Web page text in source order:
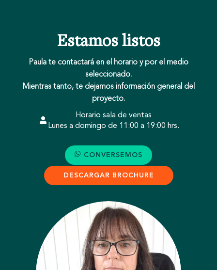
Estamos listos
Paula te contactará en el horario y por el medio
seleccionado.
Mientras tanto, te dejamos información general del
proyecto.
Horario sala de ventas
Lunes a domingo de 11:00 a 19:00 hrs.
CONVERSEMOS
DESCARGAR BROCHURE